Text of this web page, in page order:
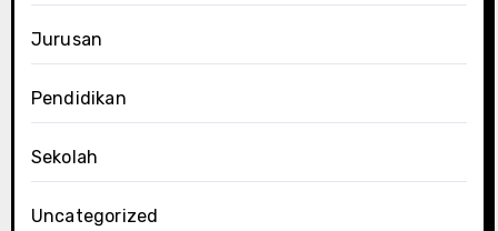
Jurusan
Pendidikan
Sekolah
Uncategorized